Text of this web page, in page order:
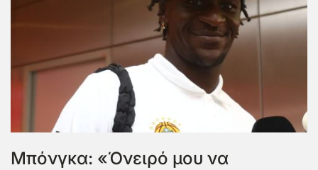
Μπόνγκα: «Όνειρό μου να